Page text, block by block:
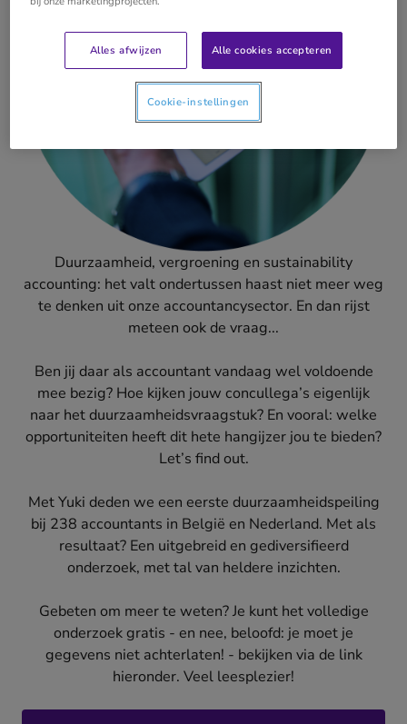
Duurzaamheid, vergroening en sustainability
accounting: het valt ondertussen haast niet meer weg
te denken uit onze accountancysector. En dan rijst
meteen ook de vraag...
Ben jij daar als accountant vandaag wel voldoende
mee bezig? Hoe kijken jouw concullega’s eigenlijk
naar het duurzaamheidsvraagstuk? En vooral: welke
opportuniteiten heeft dit hete hangijzer jou te bieden?
Let’s find out.
Met Yuki deden we een eerste duurzaamheidspeiling
bij 238 accountants in België en Nederland. Met als
resultaat? Een uitgebreid en gediversifieerd
onderzoek, met tal van heldere inzichten.
Gebeten om meer te weten? Je kunt het volledige
onderzoek gratis - en nee, beloofd: je moet je
gegevens niet achterlaten! - bekijken via de link
hieronder. Veel leesplezier!
Alles afwijzen Alle cookies accepteren
Cookie-instellingen